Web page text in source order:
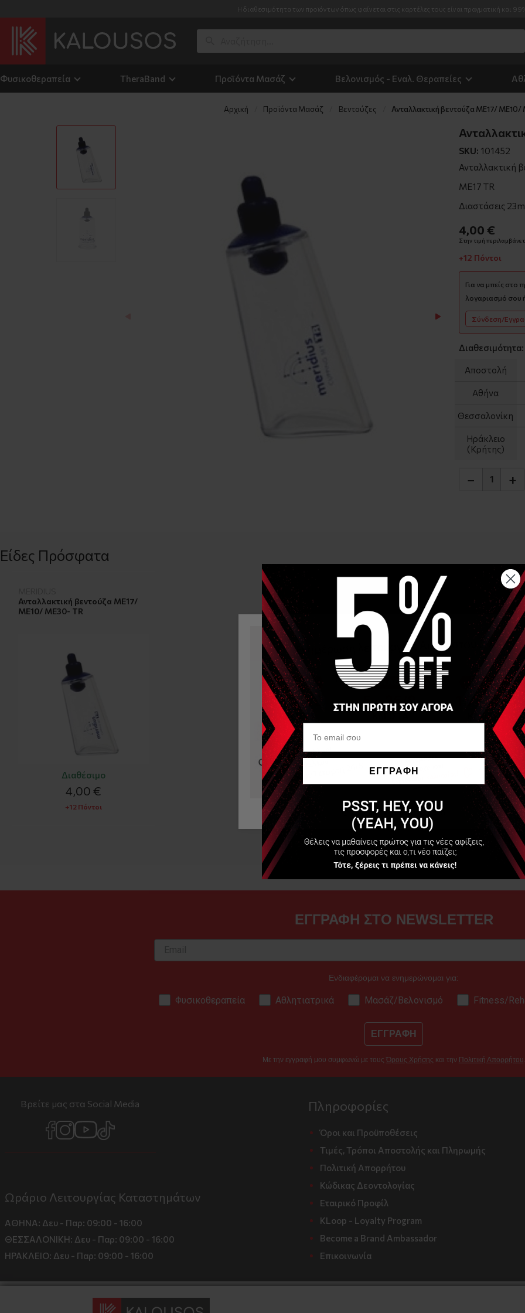
Η διαθεσιμότητα των προϊόντων όπως φαίνεται στις καρτέλες τους είναι πραγματική και
Φυσικοθεραπεία TheraΒand Προϊόντα Μασάζ Βελονισμός - Εναλ. Θεραπείες
Αρχική Προϊόντα Μασάζ Βεντούζες Ανταλλακτική βεντούζα ΜΕ17/
SKU: 101452
Ανταλλακτική
ΜΕ17 TR
Διαστάσεις
4,00 €
Στην τιμή
+12 Πόντοι
Για να μπείς στο
λογαριασμό σου
Σύνδεση/
Διαθεσιμότητα:
Αποστολή
Αθήνα
Θεσσαλονίκη
Ηράκλειο
(Κρήτης)
− +
Είδες Πρόσφατα
Ανταλλακτική βεντούζα ΜΕ17/
ΜΕ10/ ΜΕ30- TR
Διαθέσιμο
4,00 €
+12 Πόντοι
ΕΓΓΡΑΦΗ ΣΤΟ NEWSLETTER
Ενδιαφέρομαι να ενημερώνομαι για:
Φυσικοθεραπεία Αθλητιατρικά Μασάζ/Βελονισμό Fitness/
ΕΓΓΡΑΦΗ
Με την εγγραφή μου συμφωνώ με τους Όρους Χρήσης και την Πολιτική Απορρήτου.
Βρείτε μας στα Social Media
Ωράριο Λειτουργίας Καταστημάτων
ΑΘΗΝΑ: Δευ - Παρ: 09:00 - 16:00
ΘΕΣΣΑΛΟΝΙΚΗ: Δευ - Παρ: 09:00 - 16:00
ΗΡΑΚΛΕΙΟ: Δευ - Παρ: 09:00 - 16:00
Πληροφορίες
Όροι και Προϋποθέσεις
Τιμές, Τρόποι Αποστολής και Πληρωμής
Πολιτική Απορρήτου
Κώδικας Δεοντολογίας
Εταιρικό Προφίλ
KLoop - Loyalty Program
Become a Brand Ambassador
Επικοινωνία
Να μην εμφανιστεί ξανά
ΕΓΓΡΑΦΗ